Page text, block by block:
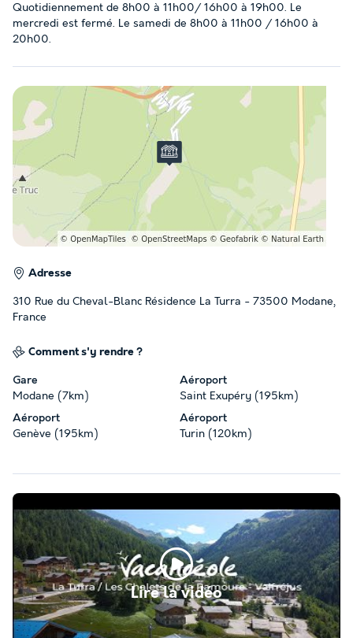
Quotidiennement de 8h00 à 11h00/ 16h00 à 19h00. Le
mercredi est fermé. Le samedi de 8h00 à 11h00 / 16h00 à
20h00.
Adresse
310 Rue du Cheval-Blanc Résidence La Turra - 73500 Modane,
France
Comment s'y rendre ?
Gare
Modane (7km)
Aéroport
Saint Exupéry (195km)
Aéroport
Genève (195km)
Aéroport
Turin (120km)
Lire la vidéo